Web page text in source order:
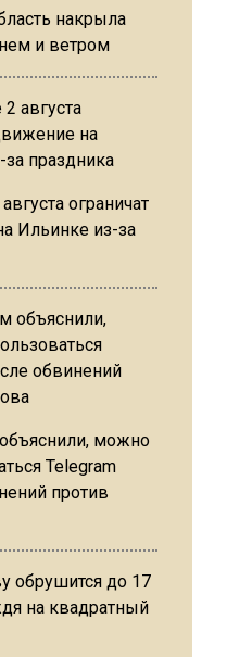
накрыла
и ветром
ограничат
Ильинке из-за
можно
Telegram
против